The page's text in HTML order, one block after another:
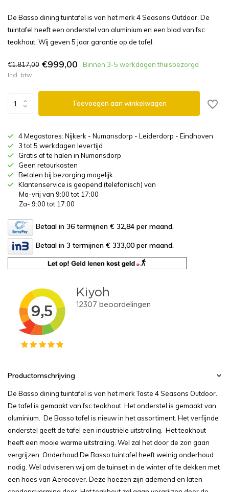
De Basso dining tuintafel is van het merk 4 Seasons Outdoor. De
tuintafel heeft een onderstel van aluminium en een blad van fsc
teakhout. Wij geven 5 jaar garantie op de tafel.
€1.817,00 €999,00 Binnen 3-5 werkdagen thuisbezorgd
Incl. btw
Toevoegen aan winkelwagen
4 Megastores: Nijkerk - Numansdorp - Leiderdorp - Eindhoven
3 tot 5 werkdagen levertijd
Gratis af te halen in Numansdorp
Geen retourkosten
Betalen bij bezorging mogelijk
Klantenservice is geopend (telefonisch) van
Ma-vrij van 9:00 tot 17:00
Za- 9:00 tot 17:00
Betaal in 36 termijnen € 32,84 per maand.
Betaal in 3 termijnen € 333,00 per maand.
Productomschrijving
De Basso dining tuintafel is van het merk Taste 4 Seasons Outdoor.
De tafel is gemaakt van fsc teakhout. Het onderstel is gemaakt van
aluminium. De Basso tafel is nieuw in het assortiment. Het verfijnde
onderstel geeft de tafel een industriële uitstraling. Het teakhout
heeft een mooie warme uitstraling. Wel zal het door de zon gaan
vergrijzen. Onderhoud De Basso tuintafel heeft weinig onderhoud
nodig. Wel adviseren wij om de tuinset in de winter af te dekken met
een hoes van Aerocover. Deze hoezen zijn ademend en laten